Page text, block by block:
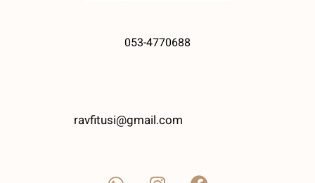
053-4770688